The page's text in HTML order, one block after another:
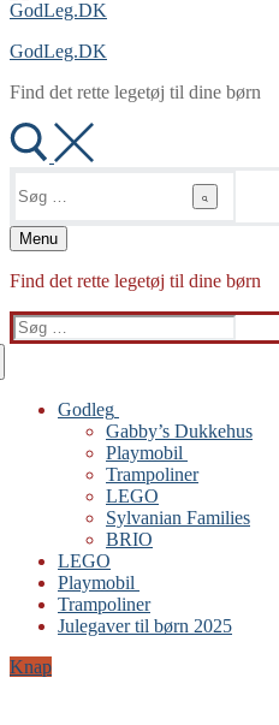
GodLeg.DK
Find det rette legetøj til dine børn
efter:
Menu
Find det rette legetøj til dine børn
Søg
efter:
Godleg
Gabby’s Dukkehus
Playmobil
Trampoliner
LEGO
Sylvanian Families
BRIO
LEGO
Playmobil
Trampoliner
Julegaver til børn 2025
Knap